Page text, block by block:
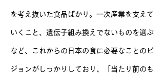
を考え抜いた食品ばかり。一次産業を支えて
いくこと、遺伝子組み換えでないものを選ぶ
など、これからの日本の食に必要なことのビ
ジョンがしっかりしており、「当たり前のも